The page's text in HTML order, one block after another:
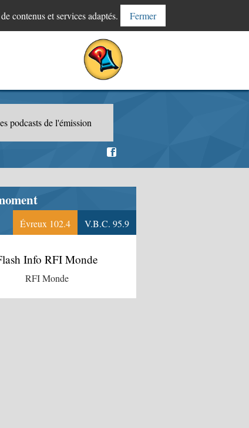
contenus et services adaptés. Fermer
podcasts de l'émission
Évreux 102.4 V.B.C. 95.9
Info RFI Monde
RFI Monde